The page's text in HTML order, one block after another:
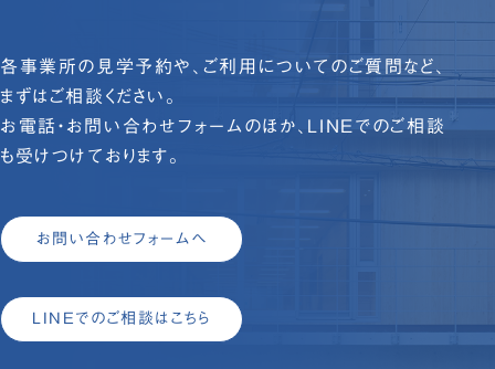
各事業所の見学予約や、ご利用についてのご質問など、
まずはご相談ください。
お電話・お問い合わせフォームのほか、LINEでのご相談
も受けつけております。
お問い合わせフォームへ
LINEでのご相談はこちら